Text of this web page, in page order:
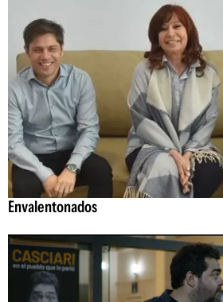
Envalentonados